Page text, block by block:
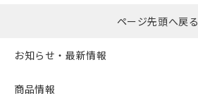
ページ先頭へ戻る
お知らせ・最新情報
商品情報